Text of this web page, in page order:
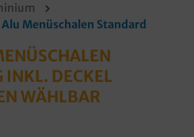
Alu Menüschalen Standard
DECKEL
WÄHLBAR